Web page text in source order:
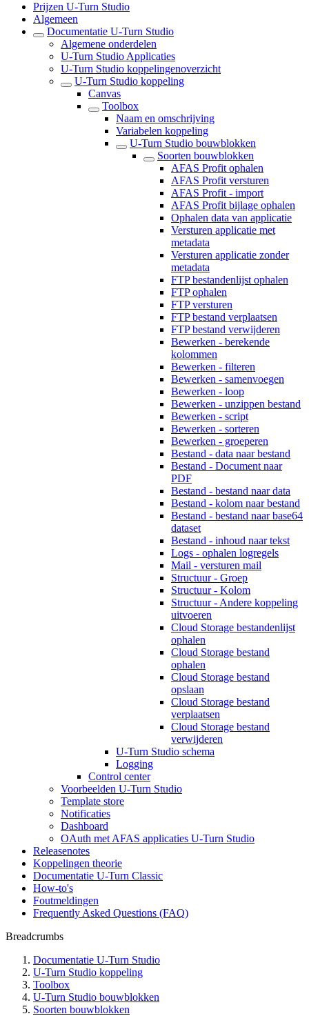
Prijzen U-Turn Studio
Algemeen
Documentatie U-Turn Studio
Algemene onderdelen
U-Turn Studio Applicaties
U-Turn Studio koppelingenoverzicht
U-Turn Studio koppeling
Canvas
Toolbox
Naam en omschrijving
Variabelen koppeling
U-Turn Studio bouwblokken
Soorten bouwblokken
AFAS Profit ophalen
AFAS Profit versturen
AFAS Profit - import
AFAS Profit bijlage ophalen
Ophalen data van applicatie
Versturen applicatie met
metadata
Versturen applicatie zonder
metadata
FTP bestandenlijst ophalen
FTP ophalen
FTP versturen
FTP bestand verplaatsen
FTP bestand verwijderen
Bewerken - berekende
kolommen
Bewerken - filteren
Bewerken - samenvoegen
Bewerken - loop
Bewerken - unzippen bestand
Bewerken - script
Bewerken - sorteren
Bewerken - groeperen
Bestand - data naar bestand
Bestand - Document naar
PDF
Bestand - bestand naar data
Bestand - kolom naar bestand
Bestand - bestand naar base64
dataset
Bestand - inhoud naar tekst
Logs - ophalen logregels
Mail - versturen mail
Structuur - Groep
Structuur - Kolom
Structuur - Andere koppeling
uitvoeren
Cloud Storage bestandenlijst
ophalen
Cloud Storage bestand
ophalen
Cloud Storage bestand
opslaan
Cloud Storage bestand
verplaatsen
Cloud Storage bestand
verwijderen
U-Turn Studio schema
Logging
Control center
Voorbeelden U-Turn Studio
Template store
Notificaties
Dashboard
OAuth met AFAS applicaties U-Turn Studio
Releasenotes
Koppelingen theorie
Documentatie U-Turn Classic
How-to's
Foutmeldingen
Frequently Asked Questions (FAQ)
Breadcrumbs
Documentatie U-Turn Studio
U-Turn Studio koppeling
Toolbox
U-Turn Studio bouwblokken
Soorten bouwblokken